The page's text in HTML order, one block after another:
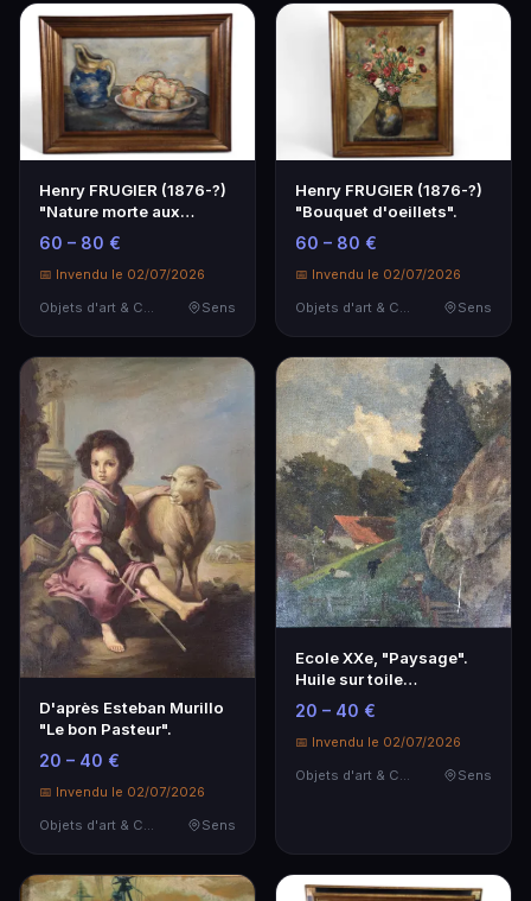
Henry FRUGIER (1876-?)
"Nature morte aux
pommes et à la cruc…
60 – 80 €
📅 Invendu le 02/07/2026
Objets d'art & Curiosités
Sens
Henry FRUGIER (1876-?)
"Bouquet d'oeillets".
60 – 80 €
📅 Invendu le 02/07/2026
Objets d'art & Curiosités
Sens
D'après Esteban Murillo
"Le bon Pasteur".
20 – 40 €
📅 Invendu le 02/07/2026
Sens
Ecole XXe, "Paysage".
Huile sur toile
contrecollée sur panne…
20 – 40 €
📅 Invendu le 02/07/2026
Objets d'art & Curiosités
Sens